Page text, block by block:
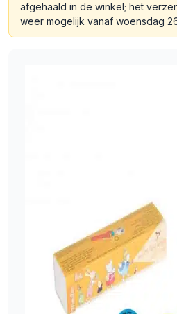
afgehaald in de winkel; het
weer mogelijk vanaf woensdag